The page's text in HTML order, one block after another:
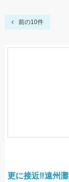
前の10件
更に接近‼遠州